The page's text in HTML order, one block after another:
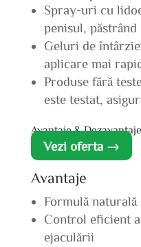
Spray-uri cu
penisul, păstrând
Geluri de
aplicare mai
Produse fără
este testat,
Avantaje & Dezavantaje
Vezi oferta →
Avantaje
Formulă naturală
Control eficient
ejaculării